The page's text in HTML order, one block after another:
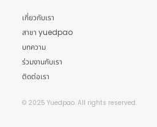
เกี่ยวกับเรา
สาขา yuedpao
บทความ
ร่วมงานกับเรา
ติดต่อเรา
© 2025 Yuedpao. All rights reserved.